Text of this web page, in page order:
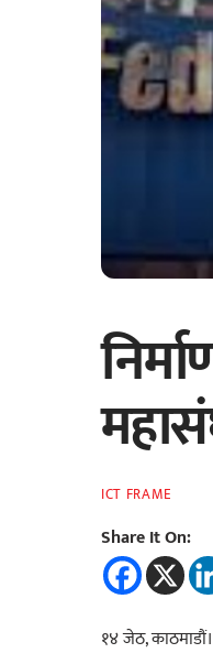
ICT FRAME
Share It On:
१४ जेठ, काठमाडौं।